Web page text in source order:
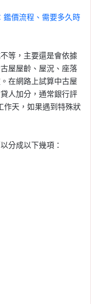
鑑價流程、需要多久時
等，主要還是會依據
屋屋齡、屋況、座落
在網路上試算中古屋
人加分，通常銀行評
作天，如果遇到特殊狀
分成以下幾項：